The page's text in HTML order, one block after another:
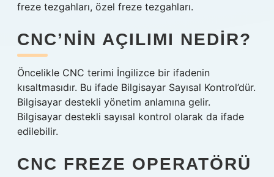
freze tezgahları, özel freze tezgahları.
CNC’NIN AÇILIMI NEDIR?
Öncelikle CNC terimi İngilizce bir ifadenin
kısaltmasıdır. Bu ifade Bilgisayar Sayısal Kontrol’dür.
Bilgisayar destekli yönetim anlamına gelir.
Bilgisayar destekli sayısal kontrol olarak da ifade
edilebilir.
CNC FREZE OPERATÖRÜ